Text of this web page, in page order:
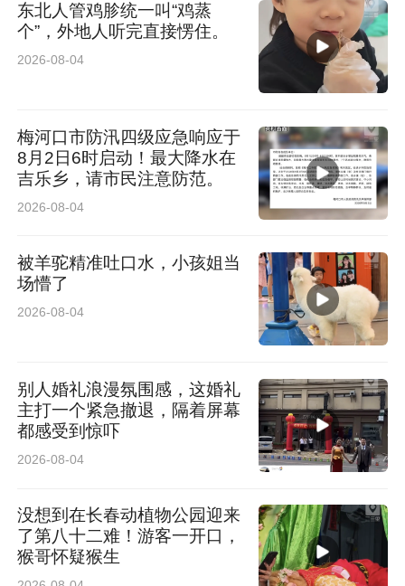
东北人管鸡胗统一叫“鸡蒸
个”，外地人听完直接愣住。
2026-08-04
梅河口市防汛四级应急响应于
8月2日6时启动！最大降水在
吉乐乡，请市民注意防范。
2026-08-04
被羊驼精准吐口水，小孩姐当
场懵了
2026-08-04
别人婚礼浪漫氛围感，这婚礼
主打一个紧急撤退，隔着屏幕
都感受到惊吓
2026-08-04
没想到在长春动植物公园迎来
了第八十二难！游客一开口，
猴哥怀疑猴生